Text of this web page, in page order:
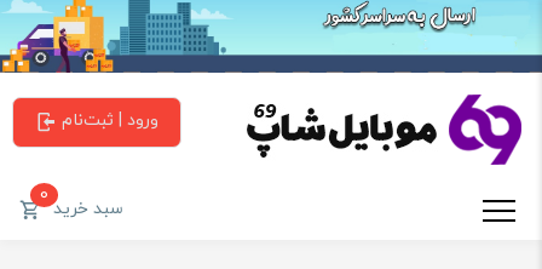
ورود | ثبت‌نام
سبد خرید0